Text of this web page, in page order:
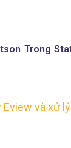
Trong